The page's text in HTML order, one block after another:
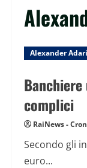
Alexander
complici
RaiNews -
Secondo gli
euro...